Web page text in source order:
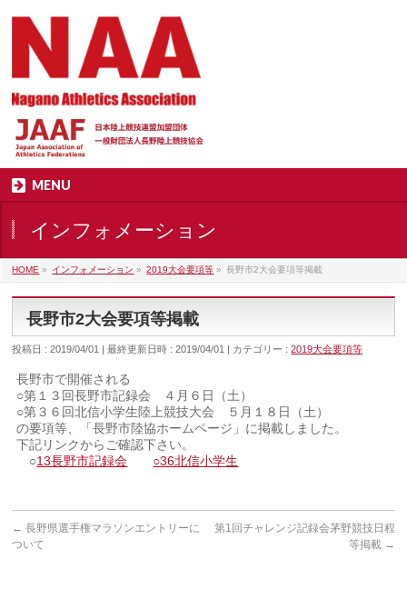
MENU
インフォメーション
HOME » インフォメーション » 2019大会要項等 » 長野市2大会要項等掲載
長野市2大会要項等掲載
投稿日 : 2019/04/01 最終更新日時 : 2019/04/01 カテゴリー :2019大会要項等
長野市で開催される
○第１３回長野市記録会 ４月６日（土）
○第３６回北信小学生陸上競技大会 ５月１８日（土）
の要項等、「長野市陸協ホームページ」に掲載しました。
下記リンクからご確認下さい。
○13長野市記録会 ○36北信小学生
← 長野県選手権マラソンエントリーに
ついて
第1回チャレンジ記録会茅野競技日程
等掲載 →